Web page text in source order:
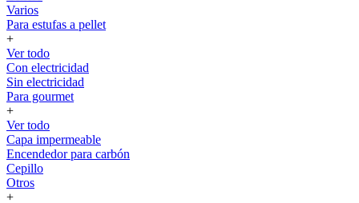
Varios
Para estufas a pellet
+
Ver todo
Con electricidad
Sin electricidad
Para gourmet
+
Ver todo
Capa impermeable
Encendedor para carbón
Cepillo
Otros
+